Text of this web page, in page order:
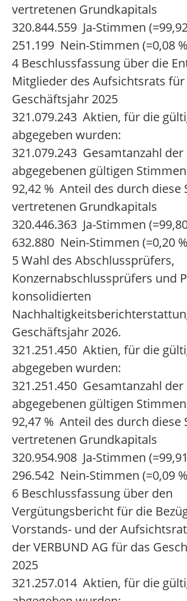
vertretenen Grundkapitals
320.844.559 Ja-Stimmen
251.199 Nein-Stimmen (=0,08
4 Beschlussfassung über die
Mitglieder des Aufsichtsrats für
Geschäftsjahr 2025
321.079.243 Aktien, für die
abgegeben wurden:
321.079.243 Gesamtanzahl der
abgegebenen gültigen Stimmen
92,42 % Anteil des durch diese
vertretenen Grundkapitals
320.446.363 Ja-Stimmen
632.880 Nein-Stimmen (=0,20
5 Wahl des Abschlussprüfers,
Konzernabschlussprüfers und
konsolidierten
Geschäftsjahr 2026.
321.251.450 Aktien, für die
abgegeben wurden:
321.251.450 Gesamtanzahl der
abgegebenen gültigen Stimmen
92,47 % Anteil des durch diese
vertretenen Grundkapitals
320.954.908 Ja-Stimmen
296.542 Nein-Stimmen (=0,09
6 Beschlussfassung über den
Vergütungsbericht für die
Vorstands- und der
der VERBUND AG für das
2025
321.257.014 Aktien, für die